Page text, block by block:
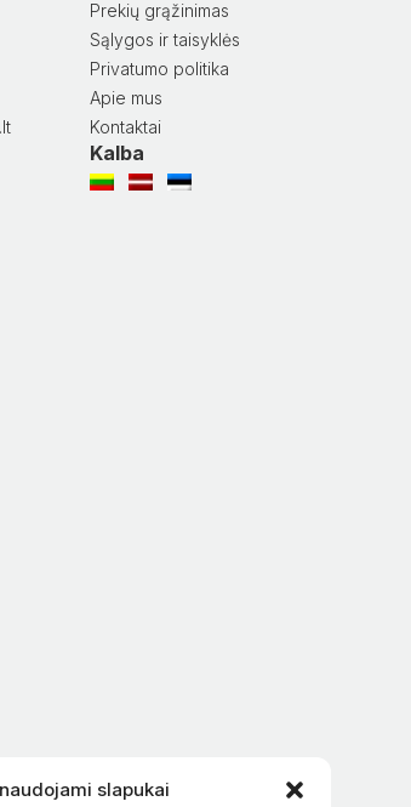
slapukai
Prekių grąžinimas
Sąlygos ir taisyklės
Privatumo politika
Apie mus
Kontaktai
Kalba